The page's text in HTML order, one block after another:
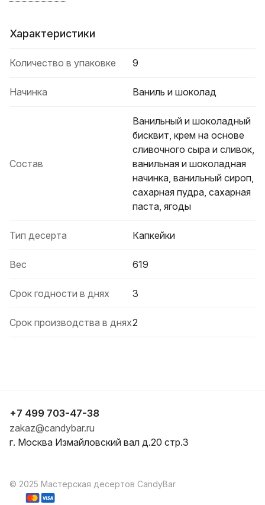
Характеристики
Количество в упаковке 9
Начинка Ваниль и шоколад
Состав
Ванильный и шоколадный
бисквит, крем на основе
сливочного сыра и сливок,
ванильная и шоколадная
начинка, ванильный сироп,
сахарная пудра, сахарная
паста, ягоды
Тип десерта Капкейки
Вес 619
Срок годности в днях 3
Срок производства в днях2
+7 499 703-47-38
zakaz@candybar.ru
г. Москва Измайловский вал д.20 стр.3
© 2025 Мастерская десертов CandyBar